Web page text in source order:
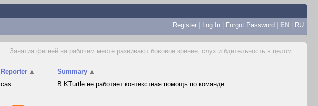
Register | Log In | Forgot Password | EN | RU
Занятия фигней на рабочем месте развивают боковое зрение, слух и бдительность в целом. ...
Reporter ▲ Summary ▲
cas В KTurtle не работает контекстная помощь по команде